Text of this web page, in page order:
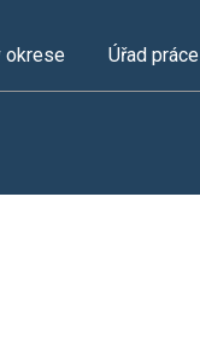
okrese Úřad práce